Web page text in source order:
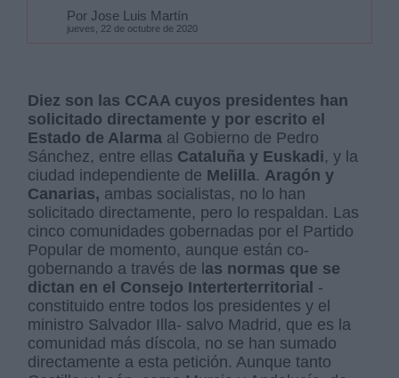
Por Jose Luis Martín
jueves, 22 de octubre de 2020
Diez son las CCAA cuyos presidentes han
solicitado directamente y por escrito el
Estado de Alarma al Gobierno de Pedro
Sánchez, entre ellas Cataluña y Euskadi, y la
ciudad independiente de Melilla. Aragón y
Canarias, ambas socialistas, no lo han
solicitado directamente, pero lo respaldan. Las
cinco comunidades gobernadas por el Partido
Popular de momento, aunque están co-
gobernando a través de l as normas que se
dictan en el Consejo Interterterritorial -
constituido entre todos los presidentes y el
ministro Salvador Illa- salvo Madrid, que es la
comunidad más díscola, no se han sumado
directamente a esta petición. Aunque tanto